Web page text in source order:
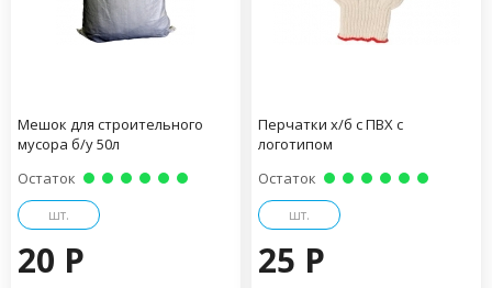
Мешок для строительного
мусора б/у 50л
Остаток
шт.
20 P
Перчатки х/б с ПВХ с
логотипом
Остаток
шт.
25 P